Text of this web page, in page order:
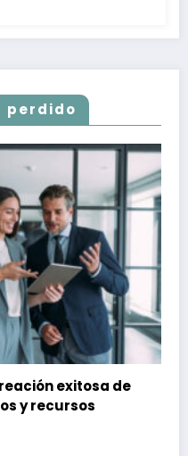
perdido
exitosa de
y recursos